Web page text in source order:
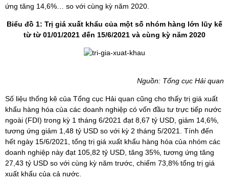
ứng tăng 14,6%… so với cùng kỳ năm 2020.
Biểu đồ 1: Trị giá xuất khẩu của một số nhóm hàng lớn lũy kế
từ từ 01/01/2021 đến 15/6/2021 và cùng kỳ năm 2020
Nguồn: Tổng cục Hải quan
Số liệu thống kê của Tổng cục Hải quan cũng cho thấy trị giá xuất
khẩu hàng hóa của các doanh nghiệp có vốn đầu tư trực tiếp nước
ngoài (FDI) trong kỳ 1 tháng 6/2021 đạt 8,67 tỷ USD, giảm 14,6%,
tương ứng giảm 1,48 tỷ USD so với kỳ 2 tháng 5/2021. Tính đến
hết ngày 15/6/2021, tổng trị giá xuất khẩu hàng hóa của nhóm các
doanh nghiệp này đạt 105,82 tỷ USD, tăng 35%, tương ứng tăng
27,43 tỷ USD so với cùng kỳ năm trước, chiếm 73,8% tổng trị giá
xuất khẩu của cả nước.